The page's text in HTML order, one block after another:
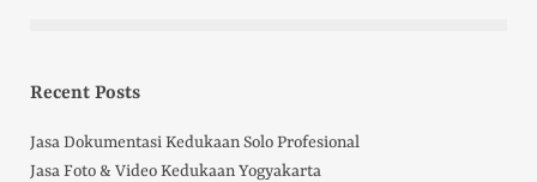
Recent Posts
Jasa Dokumentasi Kedukaan Solo Profesional
Jasa Foto & Video Kedukaan Yogyakarta